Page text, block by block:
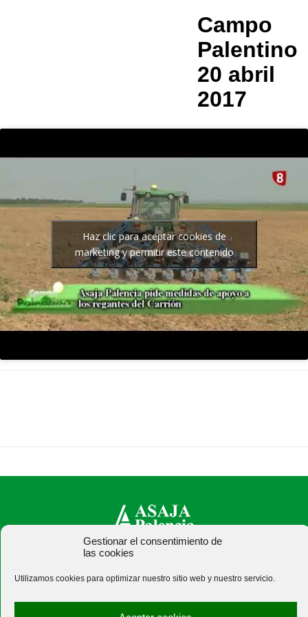
Gestionar el consentimiento de
las cookies
Utilizamos cookies para optimizar nuestro sitio web y nuestro servicio.
Campo
Palentino
20 abril
2017
Haz clic para aceptar cookies de
marketing y permitir este contenido
C/ Felipe Prieto, 8. Pza. Bigar Centro - 34001 Palencia -
asajapalencia@asajapalencia.com